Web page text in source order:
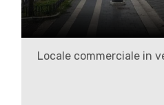
Locale commerciale in